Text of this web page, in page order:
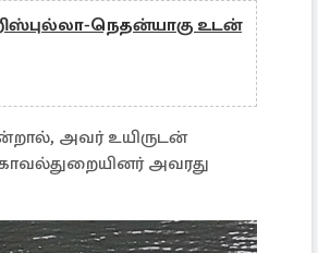
நெதன்யாகு உடன்
அவர் உயிருடன்
அவரது